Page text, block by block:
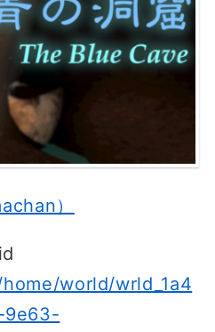
）
world/wrld_1a4
9e63-